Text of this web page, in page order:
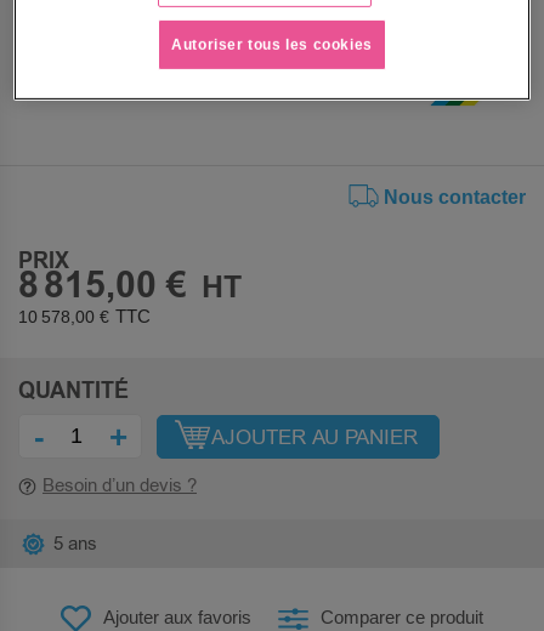
Voir le descriptif complet
Nous contacter
PRIX
8 815,00 €
10 578,00 €
QUANTITÉ
- + AJOUTER AU PANIER
Besoin d’un devis ?
Ajouter aux favoris Comparer ce produit
5 ans
Autoriser tous les cookies